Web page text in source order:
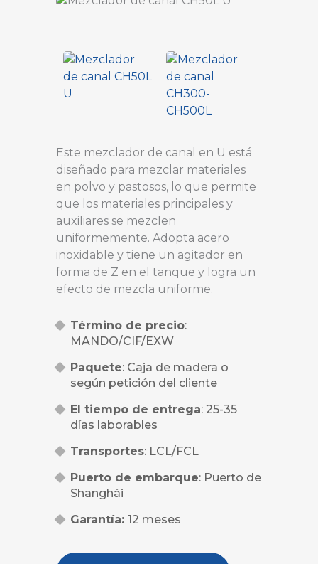
Este mezclador de canal en U está
diseñado para mezclar materiales
en polvo y pastosos, lo que permite
que los materiales principales y
auxiliares se mezclen
uniformemente. Adopta acero
inoxidable y tiene un agitador en
forma de Z en el tanque y logra un
efecto de mezcla uniforme.
Término de precio:
MANDO/CIF/EXW
Paquete: Caja de madera o
según petición del cliente
El tiempo de entrega: 25-35
días laborables
Transportes: LCL/FCL
Puerto de embarque: Puerto de
Shanghái
Garantía: 12 meses